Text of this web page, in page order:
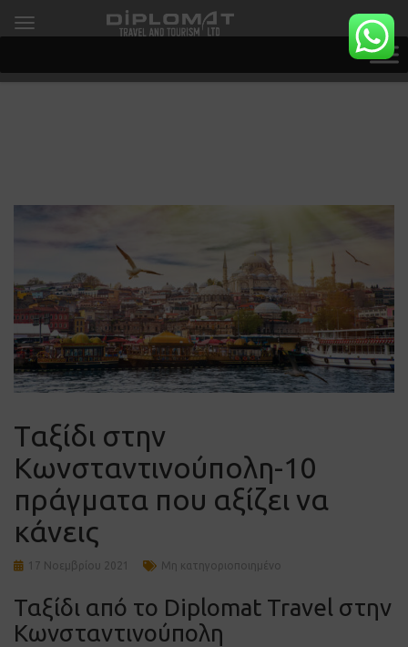
Ταξίδι στην
Κωνσταντινούπολη-10
πράγματα που αξίζει να
κάνεις
17 Νοεμβρίου 2021 Μη κατηγοριοποιημένο
Ταξίδι από το Diplomat Travel στην
Κωνσταντινούπολη